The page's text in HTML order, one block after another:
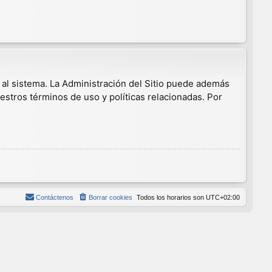
sistema. La Administración del Sitio puede además
términos de uso y políticas relacionadas. Por
Todos los horarios son UTC+02:00
Borrar cookies
Contáctenos